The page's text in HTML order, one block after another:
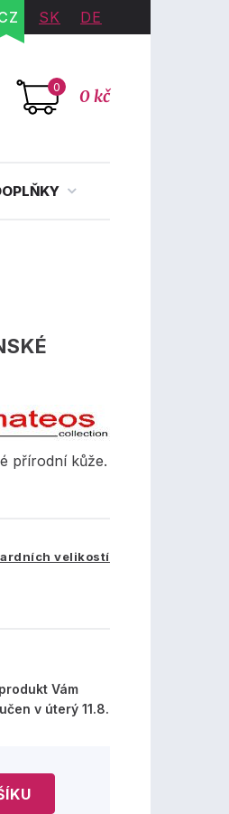
SK DE
0 0 kč
přírodní kůže.
velikostí
Vám
v úterý 11.8.